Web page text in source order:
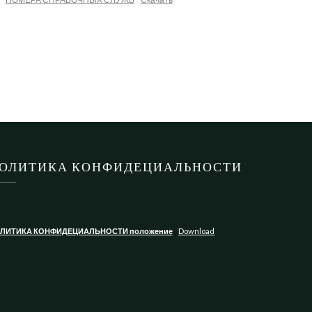
КОНФИДЕЦИАЛЬНОСТИ
КОНФИДЕЦИАЛЬНОСТИ положение Download